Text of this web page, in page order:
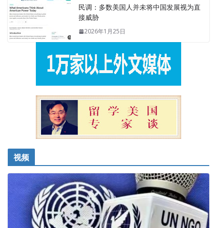
民调：多数美国人并未将中国发展视为直
接威胁
2026年1月25日
视频